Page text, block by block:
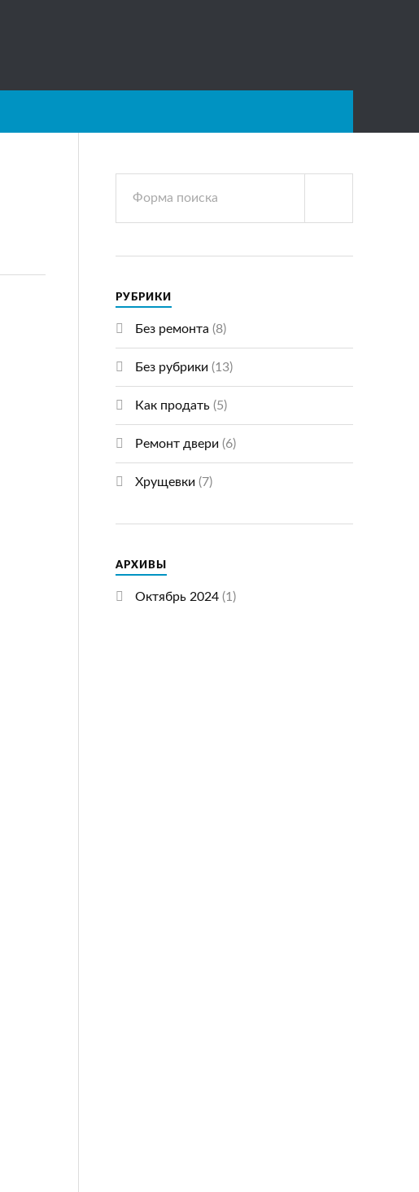
РУБРИКИ
Без ремонта (8)
Без рубрики (13)
Как продать(5)
Ремонт двери (6)
Хрущевки (7)
АРХИВЫ
Октябрь 2024(1)